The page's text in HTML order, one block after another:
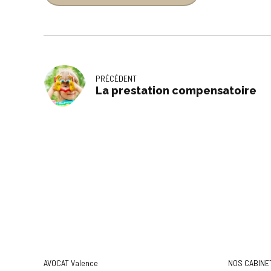
PRÉCÉDENT
La prestation compensatoire
AVOCAT Valence NOS